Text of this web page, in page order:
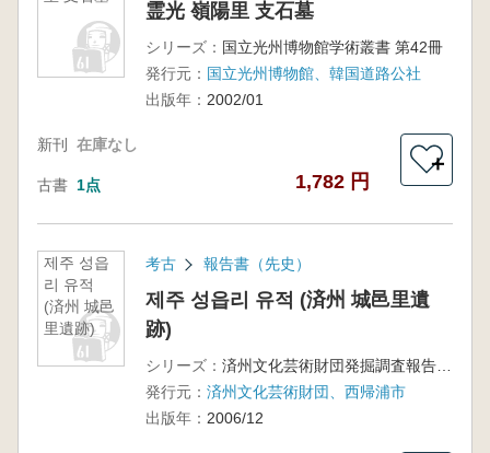
霊光 嶺陽里 支石墓
シリーズ： 国立光州博物館学術叢書 第42冊
発行元： 国立光州博物館、韓国道路公社
出版年： 2002/01
新刊 在庫なし
古書 1点 1,782 円
＋
제주 성읍
리 유적
(済州 城邑
里遺跡)
考古 報告書（先史）
제주 성읍리 유적 (済州 城邑里遺
跡)
シリーズ：
済州文化芸術財団発掘調査報告 17冊
発行元： 済州文化芸術財団、西帰浦市
出版年： 2006/12